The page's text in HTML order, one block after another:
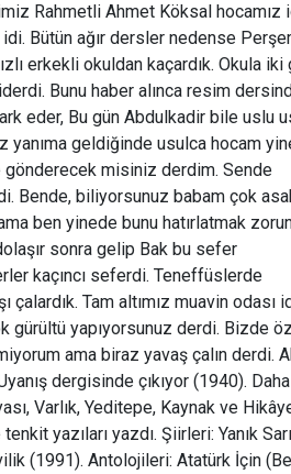
Rahmetli Ahmet Köksal hocamız
Bütün ağır dersler nedense
erkekli okuldan kaçardık. Okula iki
Bunu haber alınca resim
eder, Bu gün Abdulkadir bile uslu
yanıma geldiğinde usulca hocam
misiniz derdim. Sende
Bende, biliyorsunuz babam çok
ben yinede bunu hatırlatmak
sonra gelip Bak bu sefer
kaçıncı seferdi. Teneffüslerde
Tam altımız muavin odası
gürültü yapıyorsunuz derdi. Bizde
ama biraz yavaş çalın derdi.
dergisinde çıkıyor (1940). Daha
Varlık, Yeditepe, Kaynak ve
yazıları yazdı. Şiirleri: Yanık Sarı
(1991). Antolojileri: Atatürk İçin